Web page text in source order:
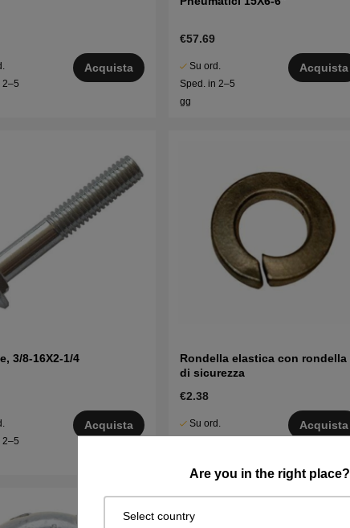
Are you in the right place?
Select country
2–5
Acquista
€57.69
Su ord.
Sped. in 2–5
gg
Acquista
3/8-16X2-1/4
2–5
Acquista
Rondella elastica con rondella
di sicurezza
€2.38
Su ord.
Acquista